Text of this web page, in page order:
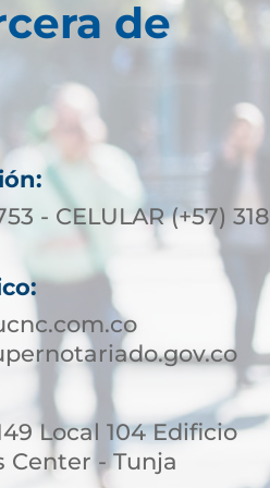
de
- CELULAR (+57) 318
Local 104 Edificio
Center - Tunja